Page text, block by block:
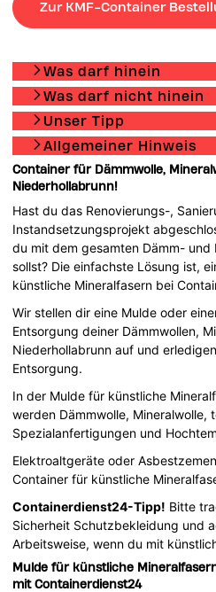
Zur KMF-Container
Was darf hinein
Was darf nicht hinein
Unser Tipp
Allgemeiner Hinweis
Container für Dämmwolle,
Niederhollabrunn!
Hast du das Renovierungs-,
Instandsetzungsprojekt
du mit dem gesamten Dämm- und
sollst? Die einfachste Lösung ist,
künstliche Mineralfasern bei
Wir stellen dir eine Mulde oder
Entsorgung deiner Dämmwollen,
Niederhollabrunn auf und
Entsorgung.
In der Mulde für künstliche
werden Dämmwolle, Mineralwolle,
Spezialanfertigungen und
Elektroaltgeräte oder
Container für künstliche
Containerdienst24-Tipp! Bitte
Sicherheit Schutzbekleidung und
Arbeitsweise, wenn du mit
Mulde für künstliche
mit Containerdienst24